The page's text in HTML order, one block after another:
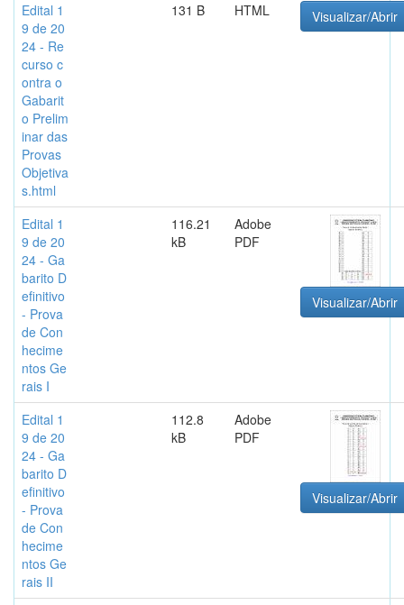
Edital 1
9 de 20
24 - Re
curso c
ontra o
Gabarit
o Prelim
inar das
Provas
Objetiva
s.html
131 B HTML Visualizar/Abrir
Edital 1
9 de 20
24 - Ga
barito D
efinitivo
- Prova
de Con
hecime
ntos Ge
rais I
116.21
kB
Adobe
PDF
Visualizar/Abrir
Edital 1
9 de 20
24 - Ga
barito D
efinitivo
- Prova
de Con
hecime
ntos Ge
rais II
112.8
kB
Adobe
PDF
Visualizar/Abrir